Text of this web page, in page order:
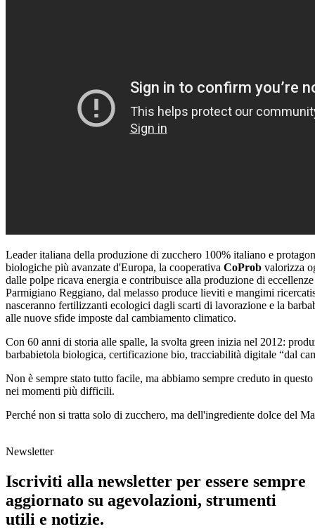
Leader italiana della produzione di zucchero 100% italiano e
biologiche più avanzate d'Europa, la cooperativa CoProb valorizza
dalle polpe ricava energia e contribuisce alla produzione di
Parmigiano Reggiano, dal melasso produce lieviti e mangimi
nasceranno fertilizzanti ecologici dagli scarti di lavorazione e la
alle nuove sfide imposte dal cambiamento climatico.
Con 60 anni di storia alle spalle, la svolta green inizia nel 2012:
barbabietola biologica, certificazione bio, tracciabilità digitale “dal
Non è sempre stato tutto facile, ma abbiamo sempre creduto in
nei momenti più difficili.
Perché non si tratta solo di zucchero, ma dell'ingrediente dolce del
Newsletter
Iscriviti alla newsletter per essere sempre
aggiornato su agevolazioni, strumenti
utili e notizie.